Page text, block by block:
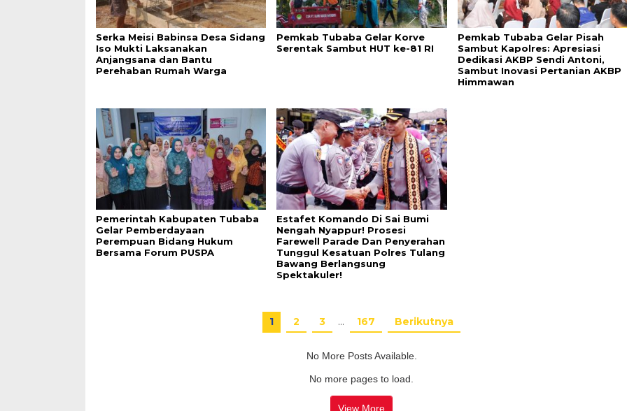
Serka Meisi Babinsa Desa Sidang
Iso Mukti Laksanakan
Anjangsana dan Bantu
Perehaban Rumah Warga
Pemkab Tubaba Gelar Korve
Serentak Sambut HUT ke-81 RI
Pemkab Tubaba Gelar Pisah
Sambut Kapolres: Apresiasi
Dedikasi AKBP Sendi Antoni,
Sambut Inovasi Pertanian AKBP
Himmawan
Pemerintah Kabupaten Tubaba
Gelar Pemberdayaan
Perempuan Bidang Hukum
Bersama Forum PUSPA
Estafet Komando Di Sai Bumi
Nengah Nyappur! Prosesi
Farewell Parade Dan Penyerahan
Tunggul Kesatuan Polres Tulang
Bawang Berlangsung
Spektakuler!
1 2 3 … 167 Berikutnya
No More Posts Available.
No more pages to load.
View More